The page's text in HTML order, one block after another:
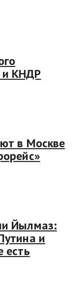
КНДР
в Москве
Йылмаз:
и
есть